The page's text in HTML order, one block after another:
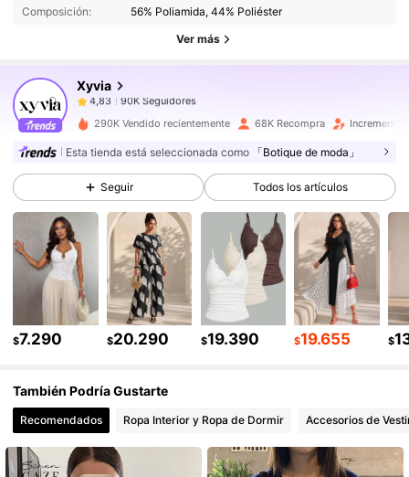
Composición:
56% Poliamida, 44% Poliéster
Ver más
Xyvia
4,83
90K Seguidores
n***5pagóHace 1 día
4,83 90K Seguidores
4,83 90K Seguidores
90K Seguidores
4,83 90K Seguidores
4,83 90K Seguidores
4,83 90K Seguidores
290K Vendido recientemente 68K Recompra Incremento
Esta tienda está seleccionada como 「Botique de moda」
Seguir Todos los artículos
$7.290 $20.290 $19.390 $19.655 $
También Podría Gustarte
Recomendados Ropa Interior y Ropa de Dormir Accesorios de